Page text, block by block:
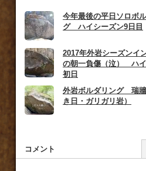
今年最後の平日ソロボ
グ ハイシーズン9日目
2017年外岩シーズンイ
の朝一負傷（泣） ハ
初日
外岩ボルダリング 瑞
き日・ガリガリ岩）
コメント